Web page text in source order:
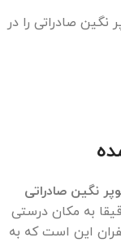
صادراتی را در
نگین صادراتی
به مکان درستی
این است که به